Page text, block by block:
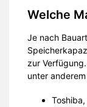
Welche
Je nach
zur
unter anderem
Toshiba,